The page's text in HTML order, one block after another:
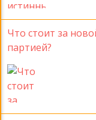
Что стоит за
партией?